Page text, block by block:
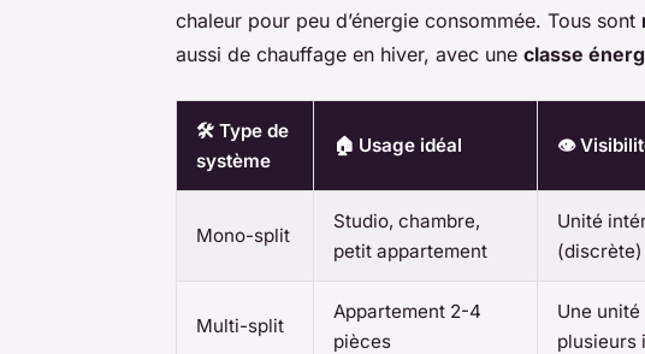
chaleur pour peu d’énergie consommée. Tous sont
aussi de chauffage en hiver, avec une classe
🛠️ Type de
système
🏠 Usage idéal 👁️
Mono-split
Studio, chambre,
petit appartement
Unité
(discrète)
Multi-split
Appartement 2-4
pièces
Une
plusieurs